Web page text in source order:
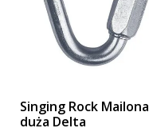
Singing Rock Mailona
duża Delta